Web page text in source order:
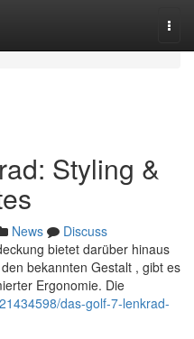
Styling &
News
Discuss
bietet darüber hinaus
bekannten Gestalt , gibt es
Ergonomie. Die
das-golf-7-lenkrad-